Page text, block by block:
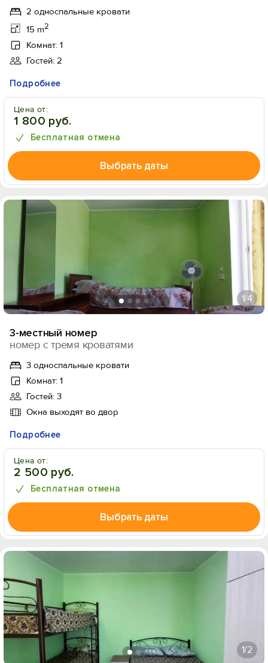
2 односпальные кровати
15 m2
Комнат: 1
Гостей: 2
Подробнее
Цена от:
1 800 руб.
Бесплатная отмена
Выбрать даты
1/4
3-местный номер
номер с тремя кроватями
3 односпальные кровати
Комнат: 1
Гостей: 3
Окна выходят во двор
Подробнее
Цена от:
2 500 руб.
Бесплатная отмена
Выбрать даты
1/2